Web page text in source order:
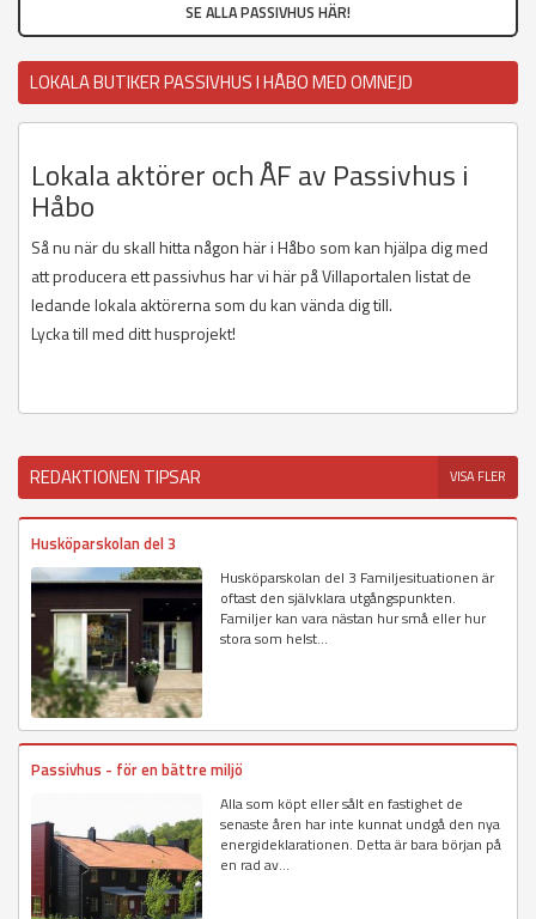
SE ALLA PASSIVHUS HÄR!
LOKALA BUTIKER PASSIVHUS I HÅBO MED OMNEJD
Lokala aktörer och ÅF av Passivhus i
Håbo
Så nu när du skall hitta någon här i Håbo som kan hjälpa dig med
att producera ett passivhus har vi här på Villaportalen listat de
ledande lokala aktörerna som du kan vända dig till.
Lycka till med ditt husprojekt!
REDAKTIONEN TIPSAR VISA FLER
Husköparskolan del 3
Husköparskolan del 3 Familjesituationen är
oftast den självklara utgångspunkten.
Familjer kan vara nästan hur små eller hur
stora som helst...
Passivhus - för en bättre miljö
Alla som köpt eller sålt en fastighet de
senaste åren har inte kunnat undgå den nya
energideklarationen. Detta är bara början på
en rad av...